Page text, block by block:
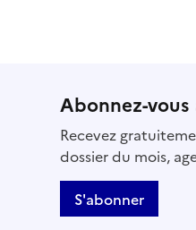
Abonnez-
Recevez
dossier du mois,
S'abonner